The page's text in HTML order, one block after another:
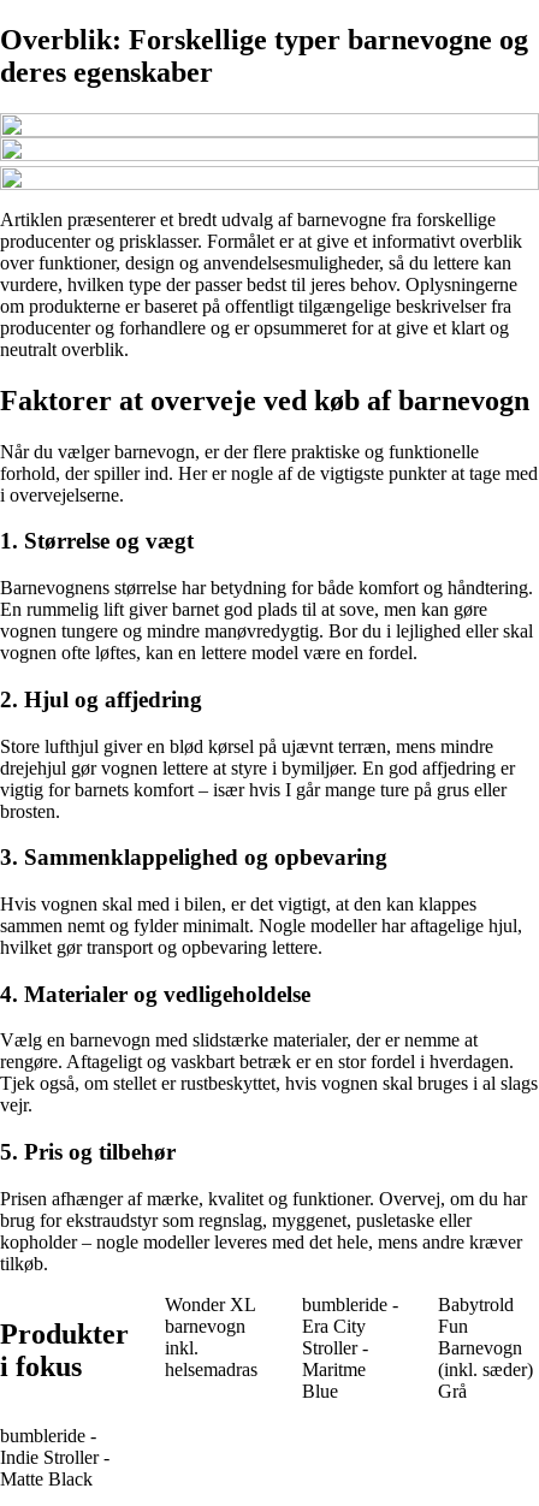
Overblik: Forskellige typer barnevogne og
deres egenskaber
Artiklen præsenterer et bredt udvalg af barnevogne fra forskellige
producenter og prisklasser. Formålet er at give et informativt overblik
over funktioner, design og anvendelsesmuligheder, så du lettere kan
vurdere, hvilken type der passer bedst til jeres behov. Oplysningerne
om produkterne er baseret på offentligt tilgængelige beskrivelser fra
producenter og forhandlere og er opsummeret for at give et klart og
neutralt overblik.
Faktorer at overveje ved køb af barnevogn
Når du vælger barnevogn, er der flere praktiske og funktionelle
forhold, der spiller ind. Her er nogle af de vigtigste punkter at tage med
i overvejelserne.
1. Størrelse og vægt
Barnevognens størrelse har betydning for både komfort og håndtering.
En rummelig lift giver barnet god plads til at sove, men kan gøre
vognen tungere og mindre manøvredygtig. Bor du i lejlighed eller skal
vognen ofte løftes, kan en lettere model være en fordel.
2. Hjul og affjedring
Store lufthjul giver en blød kørsel på ujævnt terræn, mens mindre
drejehjul gør vognen lettere at styre i bymiljøer. En god affjedring er
vigtig for barnets komfort – især hvis I går mange ture på grus eller
brosten.
3. Sammenklappelighed og opbevaring
Hvis vognen skal med i bilen, er det vigtigt, at den kan klappes
sammen nemt og fylder minimalt. Nogle modeller har aftagelige hjul,
hvilket gør transport og opbevaring lettere.
4. Materialer og vedligeholdelse
Vælg en barnevogn med slidstærke materialer, der er nemme at
rengøre. Aftageligt og vaskbart betræk er en stor fordel i hverdagen.
Tjek også, om stellet er rustbeskyttet, hvis vognen skal bruges i al slags
vejr.
5. Pris og tilbehør
Prisen afhænger af mærke, kvalitet og funktioner. Overvej, om du har
brug for ekstraudstyr som regnslag, myggenet, pusletaske eller
kopholder – nogle modeller leveres med det hele, mens andre kræver
tilkøb.
Produkter
i fokus
Wonder XL
barnevogn
inkl.
helsemadras
bumbleride -
Era City
Stroller -
Maritme
Blue
Babytrold
Fun
Barnevogn
(inkl. sæder)
Grå
bumbleride -
Indie Stroller -
Matte Black